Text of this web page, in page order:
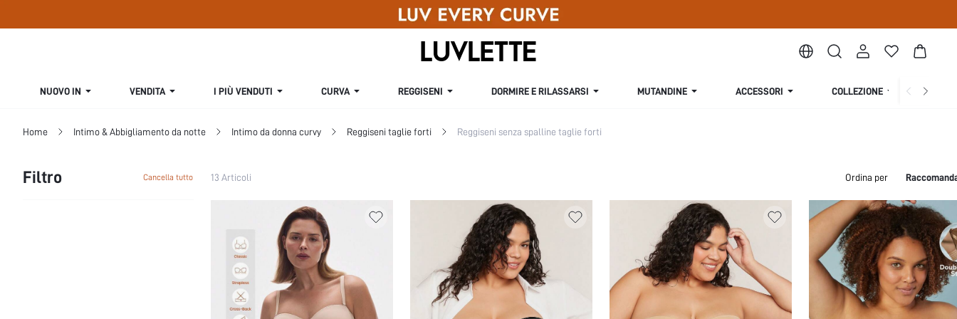
NUOVO IN VENDITA I PIÙ VENDUTI CURVA REGGISENI DORMIRE E RILASSARSI MUTANDINE ACCESSORI COLLEZIONE
Home Intimo & Abbigliamento da notte Intimo da donna curvy Reggiseni taglie forti Reggiseni senza spalline taglie forti
Filtro Cancella tutto 13 Articoli Ordina per